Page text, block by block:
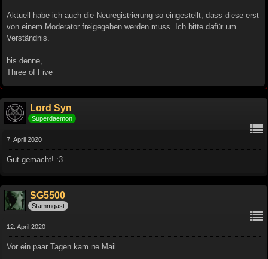
Aktuell habe ich auch die Neuregistrierung so eingestellt, dass diese erst
von einem Moderator freigegeben werden muss. Ich bitte dafür um
Verständnis.
bis denne,
Three of Five
Lord Syn
Superdaemon
7. April 2020
Gut gemacht! :3
SG5500
Stammgast
12. April 2020
Vor ein paar Tagen kam ne Mail